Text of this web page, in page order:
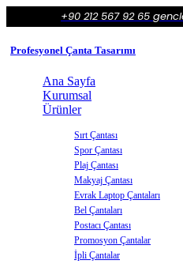
+90 212 567 92 65
Profesyonel Çanta Tasarımı
Ana Sayfa
Kurumsal
Ürünler
Sırt Çantası
Spor Çantası
Plaj Çantası
Makyaj Çantası
Evrak Laptop Çantaları
Bel Çantaları
Postacı Çantası
Promosyon Çantalar
İpli Çantalar